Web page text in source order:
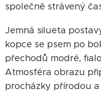
společně strávený
Jemná silueta
kopce se psem po
přechodů modré,
Atmosféra obrazu
procházky přírodou